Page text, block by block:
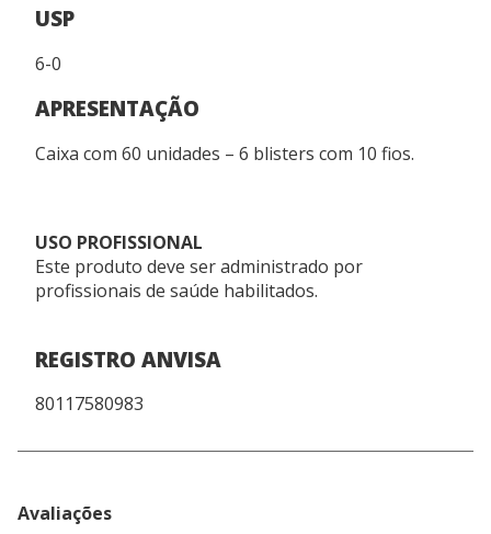
USP
6-0
APRESENTAÇÃO
Caixa com 60 unidades – 6 blisters com 10 fios.
USO PROFISSIONAL
Este produto deve ser administrado por
profissionais de saúde habilitados.
REGISTRO ANVISA
80117580983
Quem viu, viu também